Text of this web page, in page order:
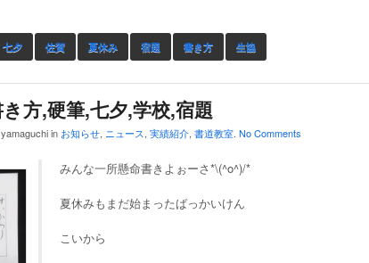
七夕 佐賀 夏休み 宿題 書き方 生協
方,硬筆,七夕,学校,宿題
in お知らせ, ニュース, 実績紹介, 書道教室. No Comments
みんな一所懸命書きよぉーさ*\(^o^)/*
夏休みもまだ始まったばっかいけん
こいから